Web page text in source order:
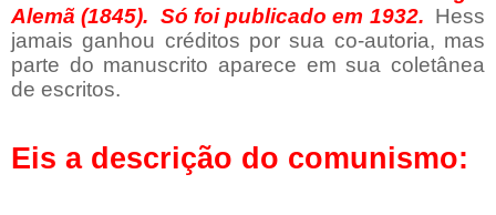
Alemã (1845). Só foi publicado em 1932. Hess
jamais ganhou créditos por sua co-autoria, mas
parte do manuscrito aparece em sua coletânea
de escritos.
Eis a descrição do comunismo: